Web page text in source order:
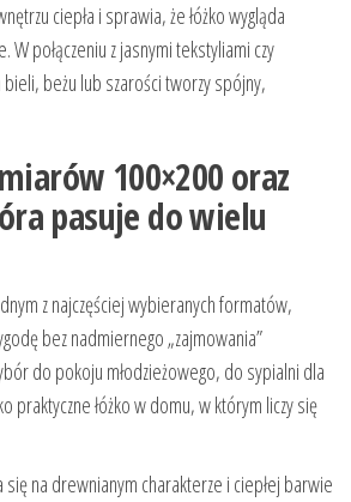
ciepła i sprawia, że łóżko wygląda
W połączeniu z jasnymi tekstyliami czy
beżu lub szarości tworzy spójny,
100×200 oraz
pasuje do wielu
z najczęściej wybieranych formatów,
bez nadmiernego „zajmowania”
do pokoju młodzieżowego, do sypialni dla
praktyczne łóżko w domu, w którym liczy się
się na drewnianym charakterze i ciepłej barwie